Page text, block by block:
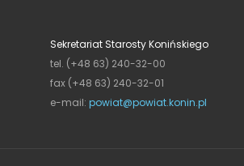
Sekretariat Starosty Konińskiego
tel. (+48 63) 240-32-00
fax (+48 63) 240-32-01
e-mail: powiat@powiat.konin.pl